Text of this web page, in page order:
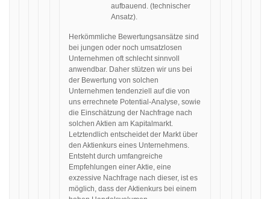
aufbauend. (technischer
Ansatz).
Herkömmliche Bewertungsansätze sind
bei jungen oder noch umsatzlosen
Unternehmen oft schlecht sinnvoll
anwendbar. Daher stützen wir uns bei
der Bewertung von solchen
Unternehmen tendenziell auf die von
uns errechnete Potential-Analyse, sowie
die Einschätzung der Nachfrage nach
solchen Aktien am Kapitalmarkt.
Letztendlich entscheidet der Markt über
den Aktienkurs eines Unternehmens.
Entsteht durch umfangreiche
Empfehlungen einer Aktie, eine
exzessive Nachfrage nach dieser, ist es
möglich, dass der Aktienkurs bei einem